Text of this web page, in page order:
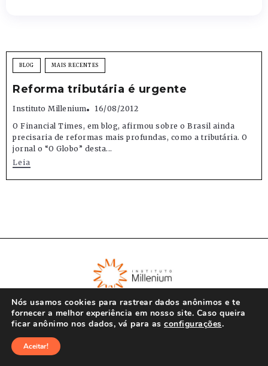
BLOG MAIS RECENTES
Reforma tributária é urgente
Instituto Millenium
16/08/2012
O Financial Times, em blog, afirmou sobre o Brasil ainda
precisaria de reformas mais profundas, como a tributária. O
jornal o “O Globo” desta...
Leia
Nós usamos cookies para rastrear dados anônimos e te
fornecer a melhor experiência em nosso site. Caso queira
ficar anônimo nos dados, vá para as configurações.
Aceitar!